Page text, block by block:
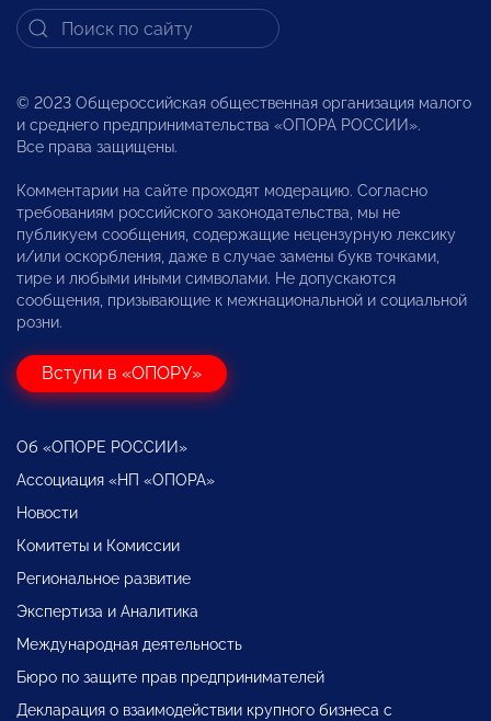
© 2023 Общероссийская общественная организация малого
и среднего предпринимательства «ОПОРА РОССИИ».
Все права защищены.
Комментарии на сайте проходят модерацию. Согласно
требованиям российского законодательства, мы не
публикуем сообщения, содержащие нецензурную лексику
и/или оскорбления, даже в случае замены букв точками,
тире и любыми иными символами. Не допускаются
сообщения, призывающие к межнациональной и социальной
розни.
Вступи в «ОПОРУ»
Об «ОПОРЕ РОССИИ»
Ассоциация «НП «ОПОРА»
Новости
Комитеты и Комиссии
Региональное развитие
Экспертиза и Аналитика
Международная деятельность
Бюро по защите прав предпринимателей
Декларация о взаимодействии крупного бизнеса с